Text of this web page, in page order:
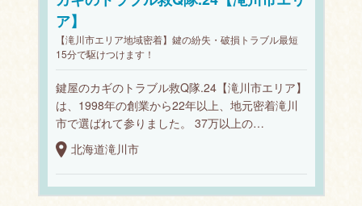
ア】
【滝川市エリア地域密着】鍵の紛失・破損トラブル最短
15分で駆けつけます！
鍵屋のカギのトラブル救Q隊.24【滝川市エリア】
は、1998年の創業から22年以上、地元密着滝川
市で選ばれて参りました。 37万以上の…
北海道滝川市